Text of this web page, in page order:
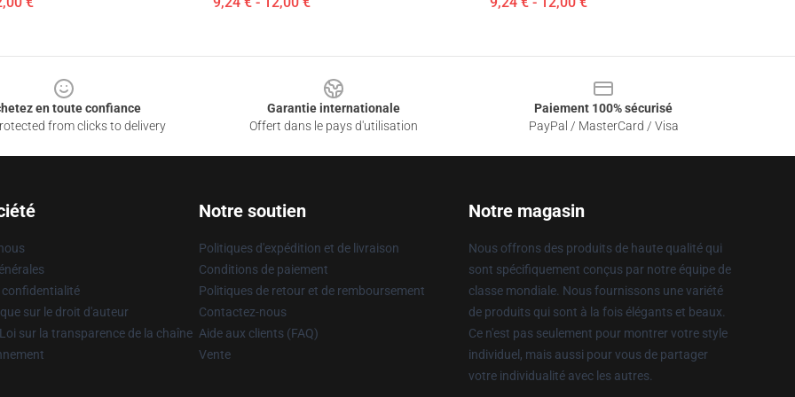
en toute confiance
from clicks to delivery
Garantie internationale
Offert dans le pays d'utilisation
Paiement 100% sécurisé
PayPal / MasterCard / Visa
confidentialité
sur le droit d'auteur
sur la transparence de la chaîne
Notre soutien
Politiques d'expédition et de livraison
Conditions de paiement
Politiques de retour et de remboursement
Contactez-nous
Aide aux clients (FAQ)
Vente
Notre magasin
Nous offrons des produits de haute qualité qui
sont spécifiquement conçus par notre équipe de
classe mondiale. Nous fournissons une variété
de produits qui sont à la fois élégants et beaux.
Ce n'est pas seulement pour montrer votre style
individuel, mais aussi pour vous de partager
votre individualité avec les autres.